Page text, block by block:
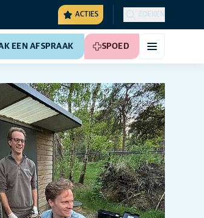
ACTIES ZOEKEN
EEN AFSPRAAK SPOED